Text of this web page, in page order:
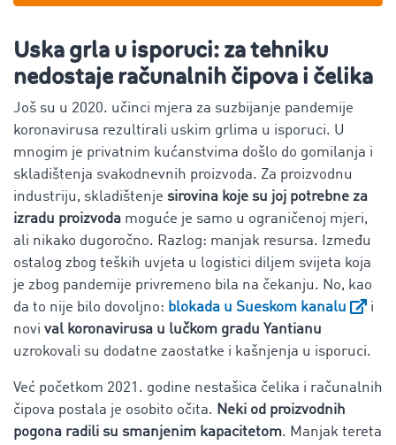
Uska grla u isporuci: za tehniku
nedostaje računalnih čipova i čelika
Još su u 2020. učinci mjera za suzbijanje pandemije
koronavirusa rezultirali uskim grlima u isporuci. U
mnogim je privatnim kućanstvima došlo do gomilanja i
skladištenja svakodnevnih proizvoda. Za proizvodnu
industriju, skladištenje sirovina koje su joj potrebne za
izradu proizvoda moguće je samo u ograničenoj mjeri,
ali nikako dugoročno. Razlog: manjak resursa. Između
ostalog zbog teških uvjeta u logistici diljem svijeta koja
je zbog pandemije privremeno bila na čekanju. No, kao
da to nije bilo dovoljno: blokada u Sueskom kanalu
i
novi val koronavirusa u lučkom gradu Yantianu
uzrokovali su dodatne zaostatke i kašnjenja u isporuci.
Već početkom 2021. godine nestašica čelika i računalnih
čipova postala je osobito očita. Neki od proizvodnih
pogona radili su smanjenim kapacitetom. Manjak tereta